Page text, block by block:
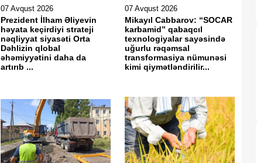
07 Avqust 2026
Prezident İlham Əliyevin
həyata keçirdiyi strateji
nəqliyyat siyasəti Orta
Dəhlizin qlobal
əhəmiyyətini daha da
artırıb ...
07 Avqust 2026
Mikayıl Cabbarov: “SOCAR
karbamid” qabaqcıl
texnologiyalar sayəsində
uğurlu rəqəmsal
transformasiya nümunəsi
kimi qiymətləndirilir...